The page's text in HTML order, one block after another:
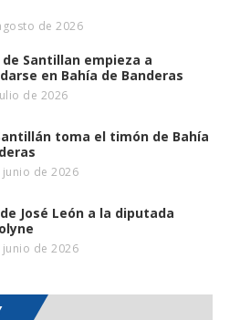
de 2026
de Santillan empieza a
en Bahía de Banderas
de 2026
toma el timón de Bahía
de 2026
José León a la diputada
de 2026